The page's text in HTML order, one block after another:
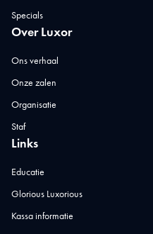
Specials
Over Luxor
Ons verhaal
Onze zalen
Organisatie
Staf
Links
Educatie
Glorious Luxorious
Kassa informatie